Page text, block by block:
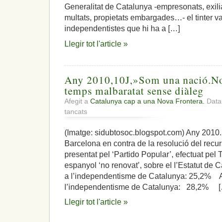
Generalitat de Catalunya -empresonats,
multats, propietats embargades…- el tinter
independentistes que hi ha a […]
Llegir tot l'article »
Any 2010,10J,»Som una
temps malbaratat sense diàleg
Afegit a Catalunya cap a una Nova Frontera.
tancats
Any
una
nació.Nosaltres
decidim»,i,el
temps
malbaratat
sense
diàleg
(Imatge: sidubtosoc.blogspot.com) Any
Barcelona en contra de la resolució del
presentat pel ‘Partido Popular’, efectuat pel
espanyol ‘no renovat’, sobre el l’Estatut de
a l’independentisme de Catalunya: 25,2%
l’independentisme de Catalunya: 28,2%
Llegir tot l'article »